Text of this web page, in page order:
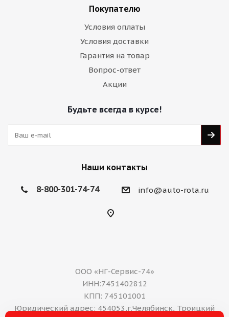
Покупателю
Условия оплаты
Условия доставки
Гарантия на товар
Вопрос-ответ
Акции
Будьте всегда в курсе!
Наши контакты
8-800-301-74-74 info@auto-rota.ru
ООО «НГ-Сервис-74»
ИНН:7451402812
КПП: 745101001
Юридический адрес: 454053,г.Челябинск, Троицкий